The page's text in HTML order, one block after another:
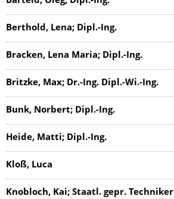
Berthold, Lena; Dipl.-Ing.
Bracken, Lena Maria; Dipl.-Ing.
Britzke, Max; Dr.-Ing. Dipl.-Wi.-Ing.
Bunk, Norbert; Dipl.-Ing.
Heide, Matti; Dipl.-Ing.
Kloß, Luca
Knobloch, Kai; Staatl. gepr. Techniker